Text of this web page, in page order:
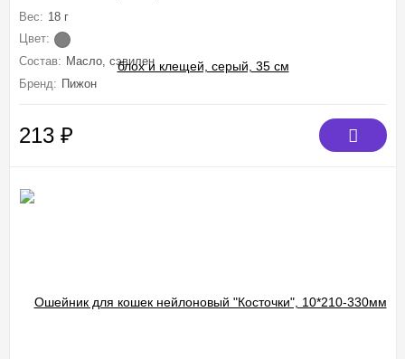
Вес: 18 г
Цвет:
Состав: Масло, сэвилен
Бренд: Пижон
213 ₽